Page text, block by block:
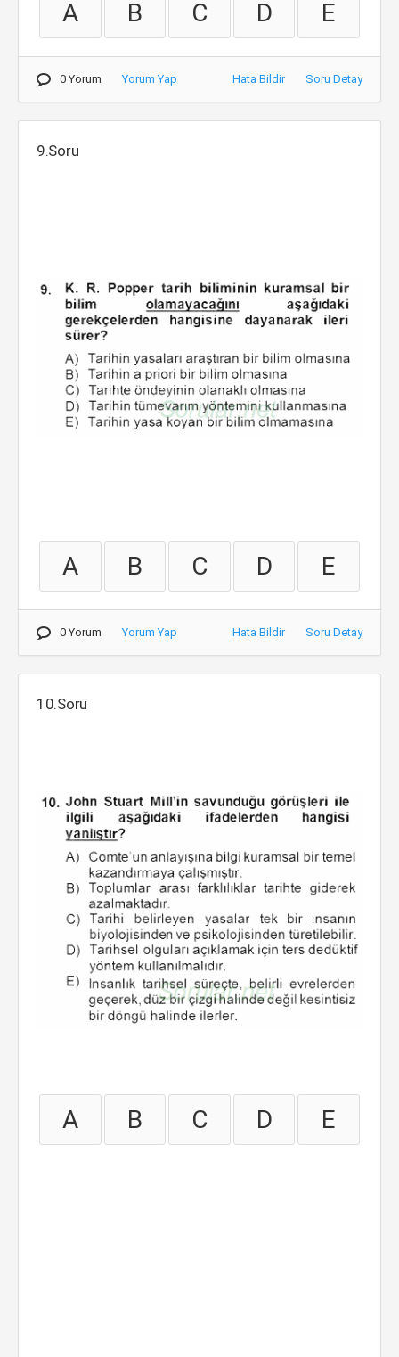
A B C D E
0 Yorum Yorum Yap Hata Bildir Soru Detay
9.Soru
A B C D E
0 Yorum Yorum Yap Hata Bildir Soru Detay
10.Soru
A B C D E